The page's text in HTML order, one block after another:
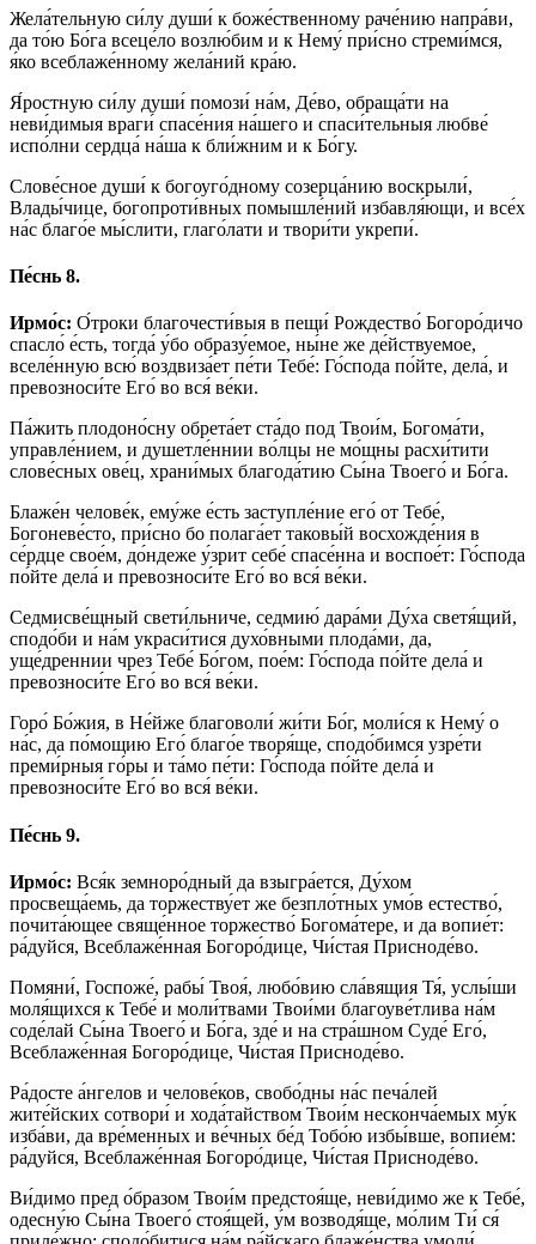
Жела́тельную си́лу души́ к боже́ственному раче́нию напра́ви,
да то́ю Бо́га всеце́ло возлю́бим и к Нему́ при́сно стреми́мся,
я́ко всеблаже́нному жела́ний кра́ю.
Я́ростную си́лу души́ помози́ на́м, Де́во, обраща́ти на
неви́димыя враги́ спасе́ния на́шего и спаси́тельныя любве́
испо́лни сердца́ на́ша к бли́жним и к Бо́гу.
Слове́сное души́ к богоуго́дному созерца́нию воскрыли́,
Влады́чице, богопроти́вных помышле́ний избавля́ющи, и все́х
на́с благо́е мы́слити, глаго́лати и твори́ти укрепи́.
Пе́снь 8.
Ирмо́с: О́троки благочести́выя в пещи́ Рождество́ Богоро́дичо
спасло́ е́сть, тогда́ у́бо образу́емое, ны́не же де́йствуемое,
вселе́нную всю́ воздвиза́ет пе́ти Тебе́: Го́спода по́йте, дела́, и
превозноси́те Его́ во вся́ ве́ки.
Па́жить плодоно́сну обрета́ет ста́до под Твои́м, Богома́ти,
управле́нием, и душетле́ннии во́лцы не мо́щны расхи́тити
слове́сных ове́ц, храни́мых благода́тию Сы́на Твоего́ и Бо́га.
Блаже́н челове́к, ему́же е́сть заступле́ние его́ от Тебе́,
Богоневе́сто, при́сно бо полага́ет таковы́й восхожде́ния в
се́рдце свое́м, до́ндеже у́зрит себе́ спасе́нна и воспое́т: Го́спода
по́йте дела́ и превозноси́те Его́ во вся́ ве́ки.
Седмисве́щный свети́льниче, седмию́ дара́ми Ду́ха светя́щий,
сподо́би и на́м украси́тися духо́вными плода́ми, да,
уще́дреннии чрез Тебе́ Бо́гом, пое́м: Го́спода по́йте дела́ и
превозноси́те Его́ во вся́ ве́ки.
Горо́ Бо́жия, в Не́йже благоволи́ жи́ти Бо́г, моли́ся к Нему́ о
на́с, да по́мощию Его́ благо́е творя́ще, сподо́бимся узре́ти
преми́рныя го́ры и та́мо пе́ти: Го́спода по́йте дела́ и
превозноси́те Его́ во вся́ ве́ки.
Пе́снь 9.
Ирмо́с: Вся́к земноро́дный да взыгра́ется, Ду́хом
просвеща́емь, да торжеству́ет же безпло́тных умо́в естество́,
почита́ющее свяще́нное торжество́ Богома́тере, и да вопие́т:
ра́дуйся, Всеблаже́нная Богоро́дице, Чи́стая Присноде́во.
Помяни́, Госпоже́, рабы́ Твоя́, любо́вию сла́вящия Тя́, услы́ши
моля́щихся к Тебе́ и моли́твами Твои́ми благоуве́тлива на́м
соде́лай Сы́на Твоего́ и Бо́га, зде́ и на стра́шном Суде́ Его́,
Всеблаже́нная Богоро́дице, Чи́стая Присноде́во.
Ра́досте а́нгелов и челове́ков, свобо́дны на́с печа́лей
жите́йских сотвори́ и хода́тайством Твои́м несконча́емых му́к
изба́ви, да вре́менных и ве́чных бе́д Тобо́ю избы́вше, вопие́м:
ра́дуйся, Всеблаже́нная Богоро́дице, Чи́стая Присноде́во.
Ви́димо пред о́бразом Твои́м предстоя́ще, неви́димо же к Тебе́,
одесну́ю Сы́на Твоего́ стоя́щей, у́м возводя́ще, мо́лим Ти́ ся́